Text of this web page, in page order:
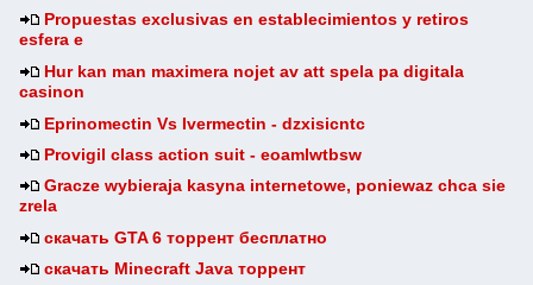
Propuestas exclusivas en establecimientos y retiros
esfera e
Hur kan man maximera nojet av att spela pa digitala
casinon
Eprinomectin Vs Ivermectin - dzxisicntc
Provigil class action suit - eoamlwtbsw
Gracze wybieraja kasyna internetowe, poniewaz chca sie
zrela
скачать GTA 6 торрент бесплатно
скачать Minecraft Java торрент